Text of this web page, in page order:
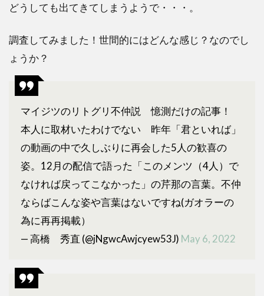
どうしても出てきてしまうようで・・・。
調査してみました！世間的にはどんな感じ？なのでし
ょうか？
マイジツのリトグリ不仲説 憶測だけの記事！
本人に取材いたわけでない 昨年「君といれば」
の動画の中で久しぶりに再会した5人の歓喜の
姿。12月の配信で語った「このメンツ（4人）で
なければ戻ってこなかった」の芹那の言葉。不仲
ならばこんな姿や言葉はないですね(ガオラーの
為に再再掲載）
— 高橋 秀直 (@jNgwcAwjcyew53J) May 6, 2022